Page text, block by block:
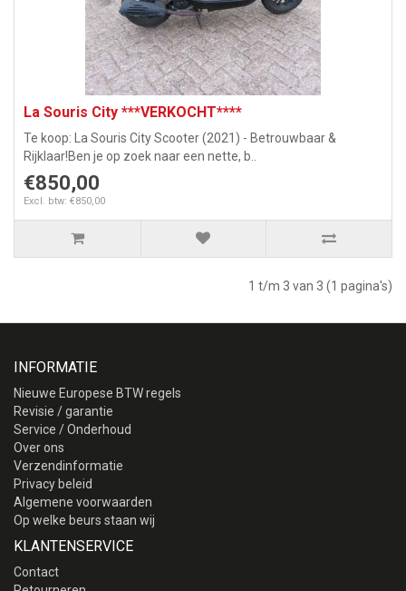
La Souris City ***VERKOCHT****
Te koop: La Souris City Scooter (2021) - Betrouwbaar &
Rijklaar!Ben je op zoek naar een nette, b..
€850,00
Excl. btw: €850,00
1 t/m 3 van 3 (1 pagina's)
INFORMATIE
Nieuwe Europese BTW regels
Revisie / garantie
Service / Onderhoud
Over ons
Verzendinformatie
Privacy beleid
Algemene voorwaarden
Op welke beurs staan wij
KLANTENSERVICE
Contact